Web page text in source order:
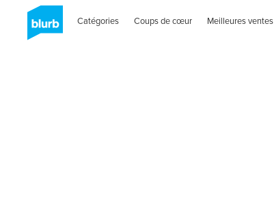
Catégories Coups de cœur Meilleures ventes